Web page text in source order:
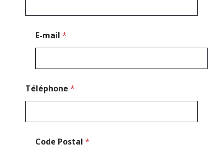
e
E-mail *
Téléphone *
Code Postal *